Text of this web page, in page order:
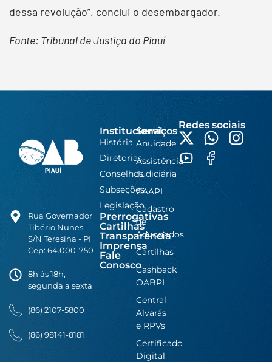
dessa revolução”, conclui o desembargador.
Fonte: Tribunal de Justiça do Piauí
Rua Governador
Tibério Nunes,
S/N Teresina - PI
Cep: 64.000-750
8h ás 18h,
segunda a sexta
(86) 2107-5800
(86) 98141-8181
Institucional
História
Diretorias
Conselhos
Subseções
Legislação
Prerrogativas
Cartilhas
Transparência
Imprensa
Fale
Conosco
Serviços
Anuidade
Assistência
Judiciária
CAAPI
Cadastro
de
Advogados
Cartilhas
Cashback
OABPI
Central
Alvarás
e RPVs
Certificado
Digital
Redes sociais